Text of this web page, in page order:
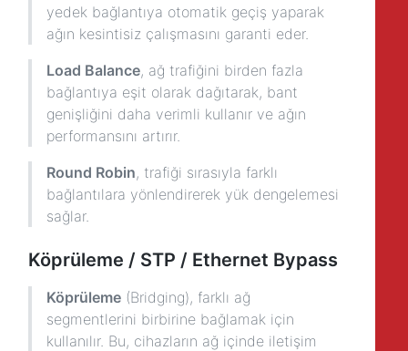
yedek bağlantıya otomatik geçiş yaparak
ağın kesintisiz çalışmasını garanti eder.
Load Balance, ağ trafiğini birden fazla
bağlantıya eşit olarak dağıtarak, bant
genişliğini daha verimli kullanır ve ağın
performansını artırır.
Round Robin, trafiği sırasıyla farklı
bağlantılara yönlendirerek yük dengelemesi
sağlar.
Köprüleme / STP / Ethernet Bypass
Köprüleme (Bridging), farklı ağ
segmentlerini birbirine bağlamak için
kullanılır. Bu, cihazların ağ içinde iletişim